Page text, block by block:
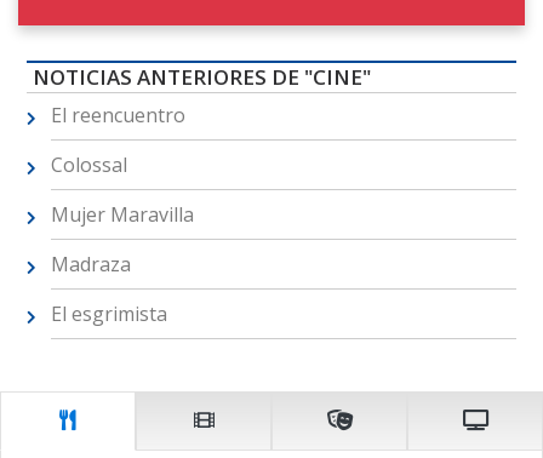
NOTICIAS ANTERIORES DE "CINE"
El reencuentro
Colossal
Mujer Maravilla
Madraza
El esgrimista